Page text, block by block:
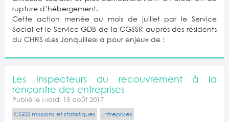
rupture d’hébergement.
Cette action menée au mois de juillet par le Service
Social et le Service GDB de la CGSSR auprès des résidents
du CHRS «Les Jonquilles» a pour enjeux de :
Les inspecteurs du recouvrement à la
rencontre des entreprises
Publié le Mardi 15 août 2017
CGSS missions et statistiques
Entreprises